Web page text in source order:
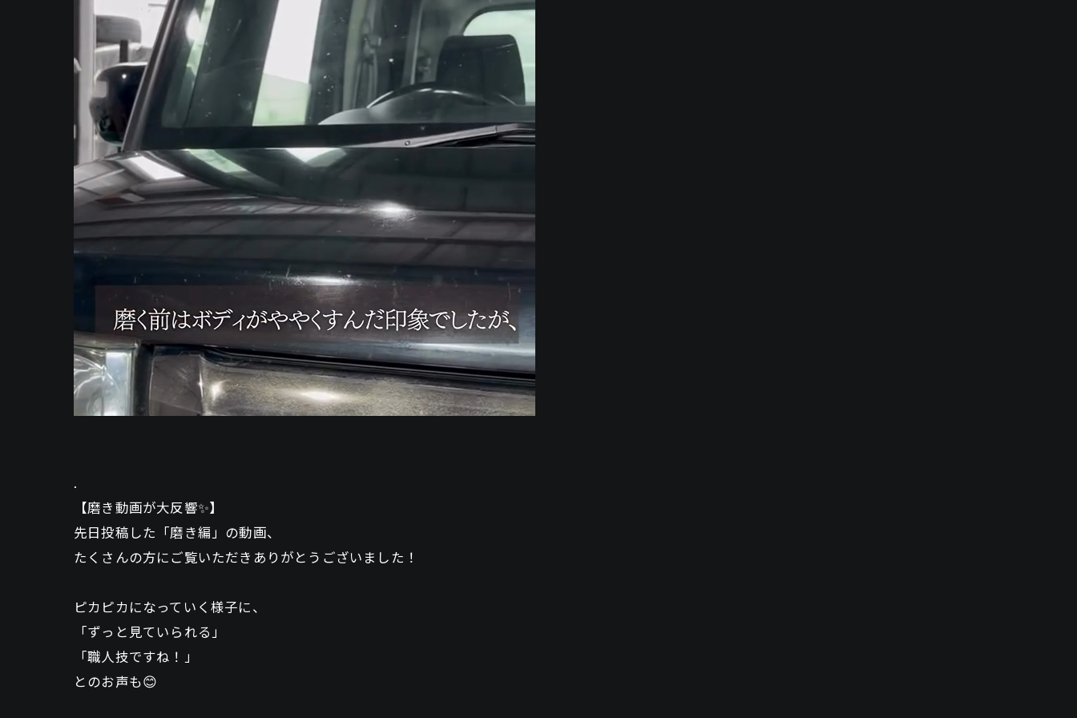
.
【磨き動画が大反響✨】
先日投稿した「磨き編」の動画、
たくさんの方にご覧いただきありがとうございました！
ピカピカになっていく様子に、
「ずっと見ていられる」
「職人技ですね！」
とのお声も😊